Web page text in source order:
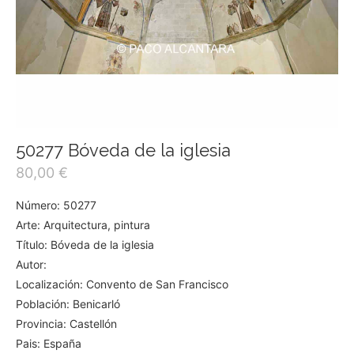
50277 Bóveda de la iglesia
80,00 €
Número: 50277
Arte: Arquitectura, pintura
Título: Bóveda de la iglesia
Autor:
Localización: Convento de San Francisco
Población: Benicarló
Provincia: Castellón
Pais: España